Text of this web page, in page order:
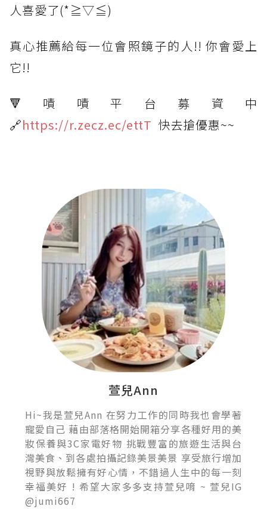
人喜愛了(*≧▽≦)
真心推薦給每一位會照鏡子的人!! 你會愛上
它!!
🔻嘖嘖平台募資中
🔗https://r.zecz.ec/ettT 快去搶優惠~~
萱兒Ann
Hi~我是萱兒Ann 在努力工作的同時我也會學著
寵愛自己 藉由部落格開始開箱分享各種好用的美
妝保養與3C家電好物 挑戰豐富的旅遊生活與台
灣美食、到各處拍攝記錄美景美景 享受旅行增加
視野與放鬆擁有好心情，不錯過人生中的每一刻
幸福美好 ! 希望大家多多支持萱兒唷 ~ 萱兒IG
@jumi667